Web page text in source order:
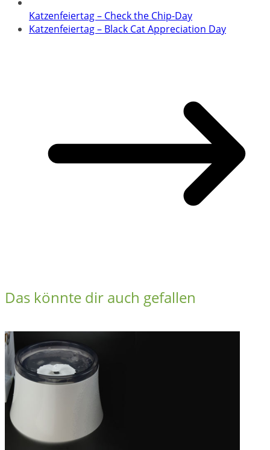
Katzenfeiertag – Check the Chip-Day
Katzenfeiertag – Black Cat Appreciation Day
Das könnte dir auch gefallen